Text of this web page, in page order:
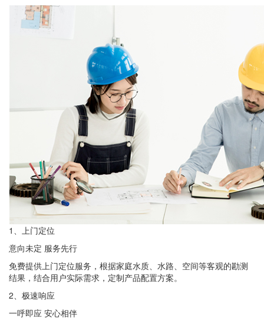
1 、上门定位
意向未定 服务先行
免费提供上门定位服务，根据家庭水质、水路、空间等客观的勘测
结果，结合用户实际需求，定制产品配置方案。
2、极速响应
一呼即应 安心相伴